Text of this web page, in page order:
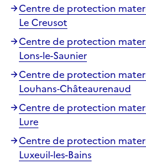
Centre de protection
Le Creusot
Centre de protection
Lons-le-Saunier
Centre de protection
Louhans‑Châteaurenaud
Centre de protection
Lure
Centre de protection
Luxeuil-les-Bains